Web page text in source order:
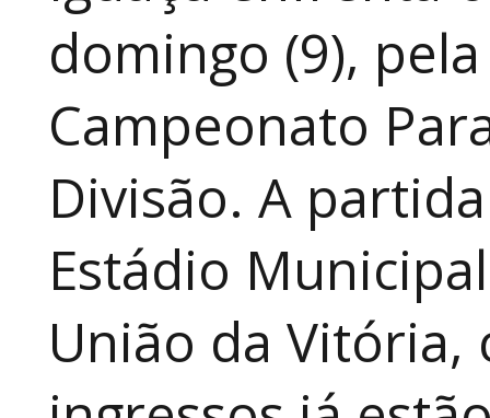
domingo (9),
Campeonato
Divisão. A
Estádio
União da Vitória,